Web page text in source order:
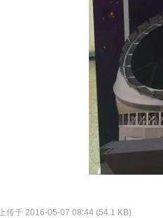
上传于 2016-05-07 08:44 (54.1 KB)